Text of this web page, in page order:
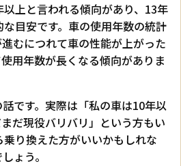
上と言われる傾向があり、13年
目安です。車の使用年数の統計
むにつれて車の性能が上がった
用年数が長くなる傾向がありま
です。実際は「私の車は10年以
だ現役バリバリ」という方もい
り換えた方がいいかもしれな
ょう。